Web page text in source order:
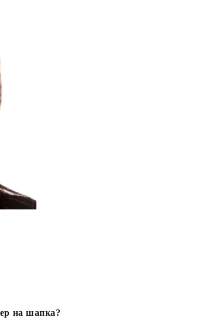
на шапка?